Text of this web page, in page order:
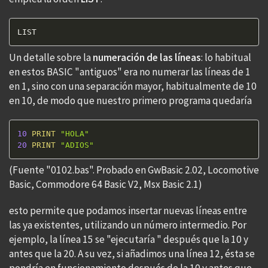
LIST
Un detalle sobre lanumeración de las líneas: lo habitual
en estos BASIC "antiguos" era no numerar las líneas de 1
en 1, sino con una separación mayor, habitualmente de 10
en 10, de modo que nuestro primero programa quedaría
10 PRINT
"HOLA"
20
PRINT "ADIOS"
(Fuente "0102.bas". Probado en GwBasic 2.02, Locomotive
Basic, Commodore 64 Basic V2, Msx Basic 2.1)
esto permite que podamos insertar nuevas líneas entre
las ya existentes, utilizando un número intermedio. Por
ejemplo, la línea 15 se "ejecutaría " después que la 10 y
antes que la 20. A su vez, si añadimos una línea 12, ésta se